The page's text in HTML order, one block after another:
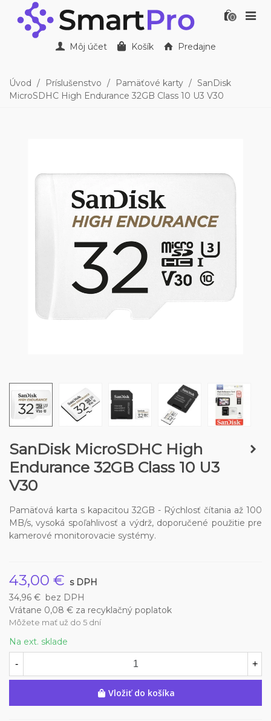
0
Môj účet Košík Predajne
Úvod / Príslušenstvo / Pamäťové karty / SanDisk
MicroSDHC High Endurance 32GB Class 10 U3 V30
SanDisk MicroSDHC High
Endurance 32GB Class 10 U3
V30
Pamäťová karta s kapacitou 32GB - Rýchlosť čítania až 100
MB/s, vysoká spoľahlivosť a výdrž, doporučené použitie pre
kamerové monitorovacie systémy.
43,00 € s DPH
34,96 € bez DPH
Vrátane 0,08 € za recyklačný poplatok
Môžete mať už do 5 dní
Na ext. sklade
- +
Vložiť do košíka